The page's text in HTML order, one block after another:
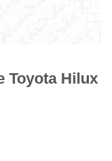
Toyota Hilux